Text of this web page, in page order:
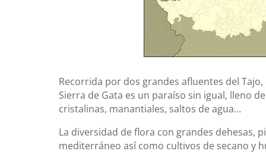
Recorrida por dos grandes afluentes del Tajo,
Sierra de Gata es un paraíso sin igual, lleno
cristalinas, manantiales, saltos de agua…
La diversidad de flora con grandes dehesas,
mediterráneo así como cultivos de secano y